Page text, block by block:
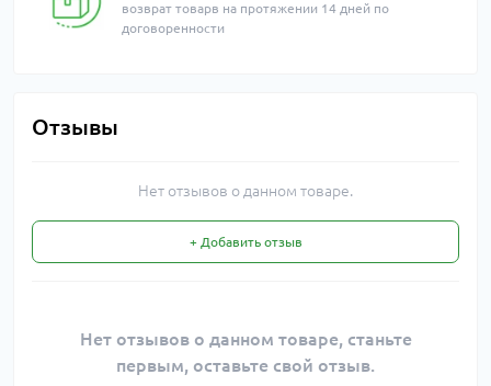
возврат товарв на протяжении 14 дней по
договоренности
Отзывы
Нет отзывов о данном товаре.
+ Добавить отзыв
Нет отзывов о данном товаре, станьте
первым, оставьте свой отзыв.